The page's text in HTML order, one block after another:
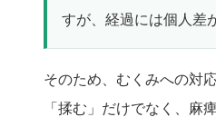
すが、経過には個人差
そのため、むくみへの対
「揉む」だけでなく、麻